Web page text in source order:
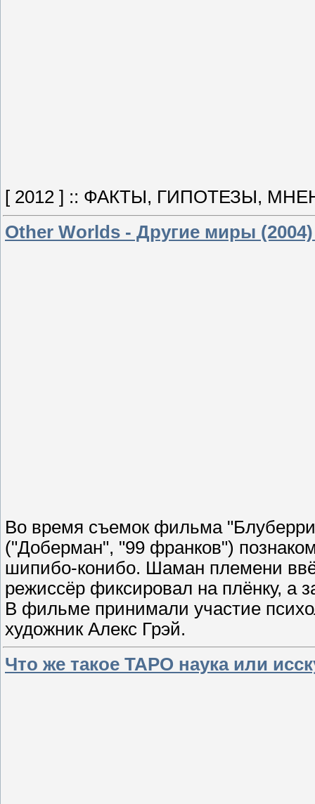
[ 2012 ] :: ФАКТЫ, ГИПОТЕЗЫ,
Other Worlds - Другие миры
Во время съемок фильма
("Доберман", "99 франков")
шипибо-конибо. Шаман племени
режиссёр фиксировал на плёнку, а
В фильме принимали участие
художник Алекс Грэй.
Что же такое ТАРО наука или